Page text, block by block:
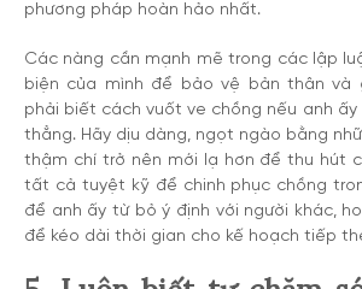
phương pháp hoàn hảo nhất.
Các nàng cần mạnh mẽ trong các lập
biện của mình để bảo vệ bản thân và
phải biết cách vuốt ve chồng nếu anh
thẳng. Hãy dịu dàng, ngọt ngào bằng
thậm chí trở nên mới lạ hơn để thu hút
tất cả tuyệt kỹ để chinh phục chồng
để anh ấy từ bỏ ý định với người khác,
để kéo dài thời gian cho kế hoạch tiếp